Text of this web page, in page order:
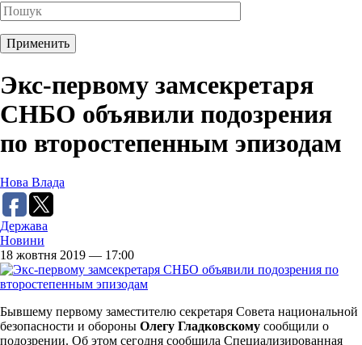
Экс-первому замсекретаря
СНБО объявили подозрения
по второстепенным эпизодам
Нова Влада
Держава
Новини
18 жовтня 2019 — 17:00
Бывшему первому заместителю секретаря Совета национальной
безопасности и обороны Олегу Гладковскому сообщили о
подозрении. Об этом сегодня сообщила Специализированная